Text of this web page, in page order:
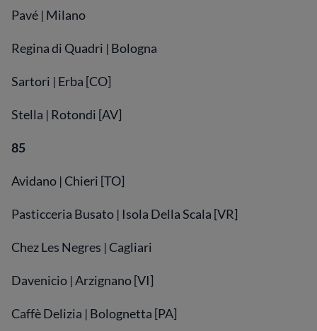
Pavé | Milano
Regina di Quadri | Bologna
Sartori | Erba [CO]
Stella | Rotondi [AV]
85
Avidano | Chieri [TO]
Pasticceria Busato | Isola Della Scala [VR]
Chez Les Negres | Cagliari
Davenicio | Arzignano [VI]
Caffè Delizia | Bolognetta [PA]